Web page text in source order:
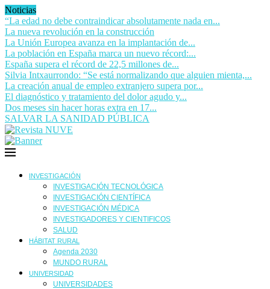
Noticias
“La edad no debe contraindicar absolutamente nada en...
La nueva revolución en la construcción
La Unión Europea avanza en la implantación de...
La población en España marca un nuevo récord:...
España supera el récord de 22,5 millones de...
Silvia Intxaurrondo: “Se está normalizando que alguien mienta,...
La creación anual de empleo extranjero supera por...
El diagnóstico y tratamiento del dolor agudo y...
Dos meses sin hacer horas extra en 17...
SALVAR LA SANIDAD PÚBLICA
INVESTIGACIÓN
INVESTIGACIÓN TECNOLÓGICA
INVESTIGACIÓN CIENTÍFICA
INVESTIGACIÓN MÉDICA
INVESTIGADORES Y CIENTIFICOS
SALUD
HÁBITAT RURAL
Agenda 2030
MUNDO RURAL
UNIVERSIDAD
UNIVERSIDADES